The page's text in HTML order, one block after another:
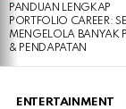
PANDUAN LENGKAP
PORTFOLIO CAREER:
MENGELOLA BANYAK
& PENDAPATAN
ENTERTAINMENT